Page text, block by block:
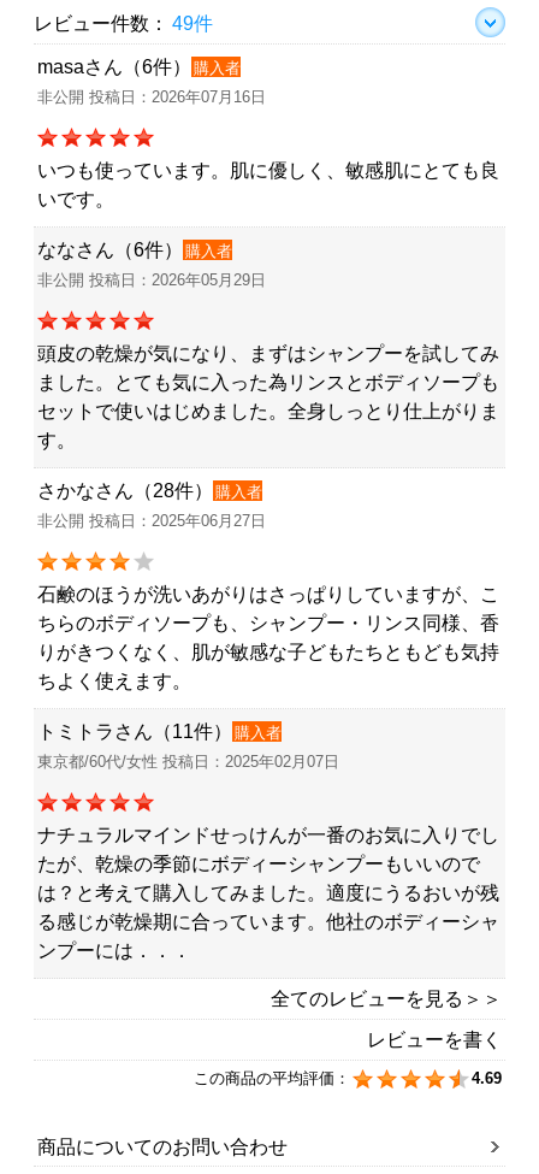
レビュー件数： 49件
masaさん（6件）
購入者
非公開 投稿日：2026年07月16日
いつも使っています。肌に優しく、敏感肌にとても良
いです。
ななさん（6件）
購入者
非公開 投稿日：2026年05月29日
頭皮の乾燥が気になり、まずはシャンプーを試してみ
ました。とても気に入った為リンスとボディソープも
セットで使いはじめました。全身しっとり仕上がりま
す。
さかなさん（28件）
購入者
非公開 投稿日：2025年06月27日
石鹸のほうが洗いあがりはさっぱりしていますが、こ
ちらのボディソープも、シャンプー・リンス同様、香
りがきつくなく、肌が敏感な子どもたちともども気持
ちよく使えます。
トミトラさん（11件）
購入者
東京都/60代/女性 投稿日：2025年02月07日
ナチュラルマインドせっけんが一番のお気に入りでし
たが、乾燥の季節にボディーシャンプーもいいので
は？と考えて購入してみました。適度にうるおいが残
る感じが乾燥期に合っています。他社のボディーシャ
ンプーには．．．
全てのレビューを見る＞＞
レビューを書く
この商品の平均評価： 4.69
商品についてのお問い合わせ